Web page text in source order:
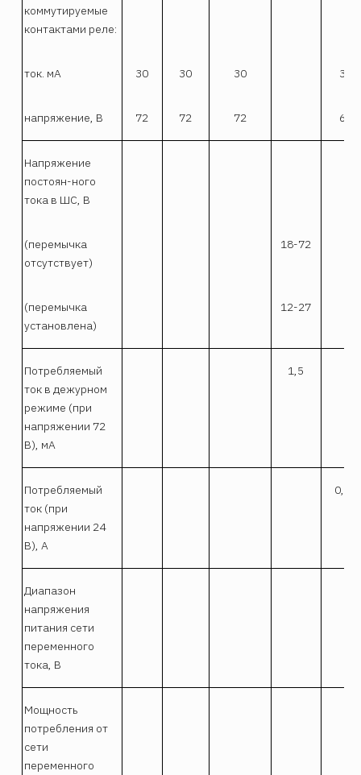
коммутируемые
контактами реле:
ток. мА 30 30 30 30
напряжение, В 72 72 72 65
Напряжение
постоян-ного
тока в ШС, В
(перемычка
отсутствует)
18-72
(перемычка
установлена)
12-27
Потребляемый
ток в дежурном
режиме (при
напряжении 72
В), мА
1,5
Потребляемый
ток (при
напряжении 24
B), A
0,08
Диапазон
напряжения
питания сети
переменного
тока, В
Мощность
потребления от
сети
переменного